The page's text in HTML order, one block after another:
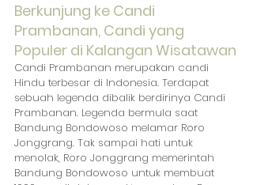
Berkunjung ke Candi
Prambanan, Candi yang
Populer di Kalangan Wisatawan
Candi Prambanan merupakan candi
Hindu terbesar di Indonesia. Terdapat
sebuah legenda dibalik berdirinya Candi
Prambanan. Legenda bermula saat
Bandung Bondowoso melamar Roro
Jonggrang. Tak sampai hati untuk
menolak, Roro Jonggrang memerintah
Bandung Bondowoso untuk membuat